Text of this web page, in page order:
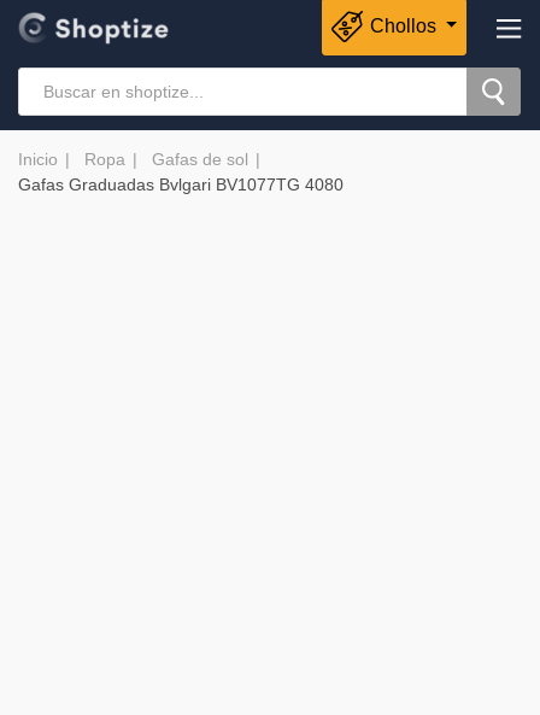
Chollos
Inicio Ropa
Gafas de sol
Gafas Graduadas Bvlgari BV1077TG 4080